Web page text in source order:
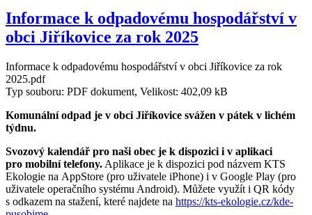
Informace k odpadovému hospodářství v
obci Jiříkovice za rok 2025
Informace k odpadovému hospodářství v obci Jiříkovice za rok
2025.pdf
Typ souboru: PDF dokument, Velikost: 402,09 kB
Komunální odpad je v obci Jiříkovice svážen v pátek v lichém
týdnu.
Svozový kalendář pro naši obec je k dispozici i v aplikaci
pro mobilní telefony. Aplikace je k dispozici pod názvem KTS
Ekologie na AppStore (pro uživatele iPhone) i v Google Play (pro
uživatele operačního systému Android). Můžete využít i QR kódy
s odkazem na stažení, které najdete na https://kts-ekologie.cz/kde-